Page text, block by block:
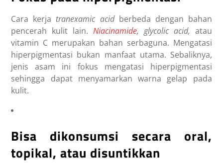
Cara kerja tranexamic acid berbeda dengan bahan
pencerah kulit lain. Niacinamide, glycolic acid, atau
vitamin C merupakan bahan serbaguna. Mengatasi
hiperpigmentasi bukan manfaat utama. Sebaliknya,
jenis asam ini fokus mengatasi hiperpigmentasi
sehingga dapat menyamarkan warna gelap pada
kulit.
Bisa dikonsumsi secara oral,
topikal, atau disuntikkan